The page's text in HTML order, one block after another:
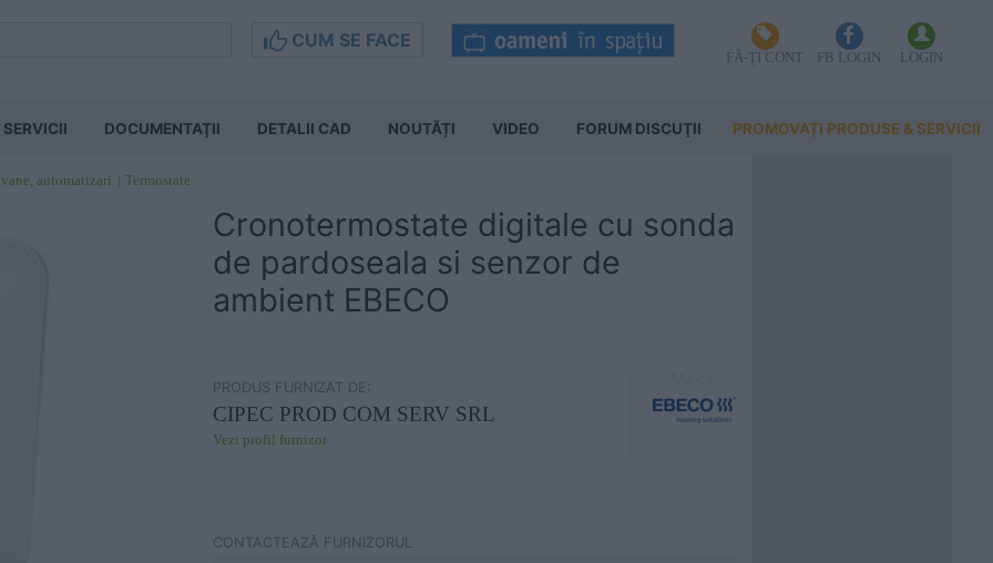
CUM SE FACE
FĂ-ȚI CONT FB LOGIN LOGIN
SERVICII DOCUMENTAŢII DETALII CAD NOUTĂȚI VIDEO FORUM DISCUŢII PROMOVAȚI PRODUSE & SERVICII
automatizari Termostate
Cronotermostate digitale cu sonda
de pardoseala si senzor de
ambient EBECO
PRODUS FURNIZAT DE:
CIPEC PROD COM SERV SRL
Vezi profil furnizor
CONTACTEAZĂ FURNIZORUL